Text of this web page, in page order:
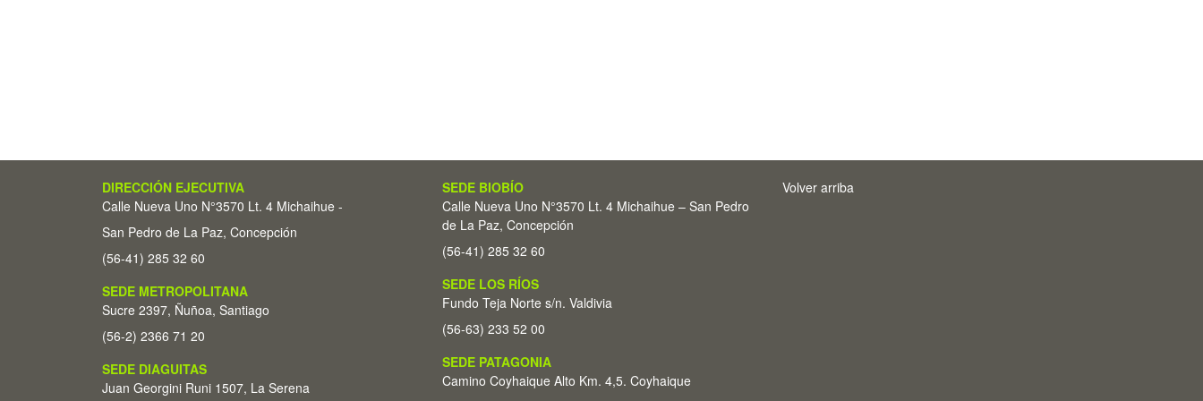
DIRECCIÓN EJECUTIVA
Calle Nueva Uno N°3570 Lt. 4 Michaihue -
San Pedro de La Paz, Concepción
(56-41) 285 32 60
SEDE METROPOLITANA
Sucre 2397, Ñuñoa, Santiago
(56-2) 2366 71 20
SEDE DIAGUITAS
Juan Georgini Runi 1507, La Serena
SEDE BIOBÍO
Calle Nueva Uno N°3570 Lt. 4 Michaihue – San Pedro
de La Paz, Concepción
(56-41) 285 32 60
SEDE LOS RÍOS
Fundo Teja Norte s/n. Valdivia
(56-63) 233 52 00
SEDE PATAGONIA
Camino Coyhaique Alto Km. 4,5. Coyhaique
Volver arriba